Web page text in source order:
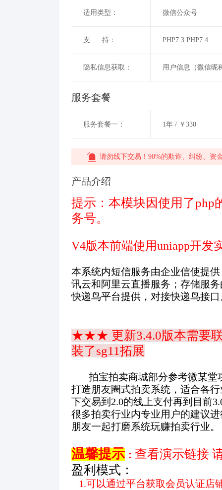
适用类型： 微信公众号
支 持： PHP7.3 PHP7.4
隐私信息获取： 用户信息（微信昵
服务套餐
服务套餐一： 1年 / ￥330
请勿线下交易！90%的欺诈、纠纷、资
产品介绍
提示：本模块因使用了php
务号。
V4版本前端使用uniapp开发
本系统内短信服务由企业信使提
讯云和阿里云直播服务；存储服
快递鸟平台提供，对接快递鸟接
★★★ 更新3.4.0版本需要
装了sg11拓展
拍宝拍卖商城部分参考微某堂
打造朋友圈式拍卖系统，适合各
下交易到2.0的线上支付再到目前
很多拍卖行业内专业用户的建议
朋友一起打磨系统玩赚拍卖行业。
温馨提示 ： 查看演示链接
盈利模式：
1.可以通过平台获取会员认证店